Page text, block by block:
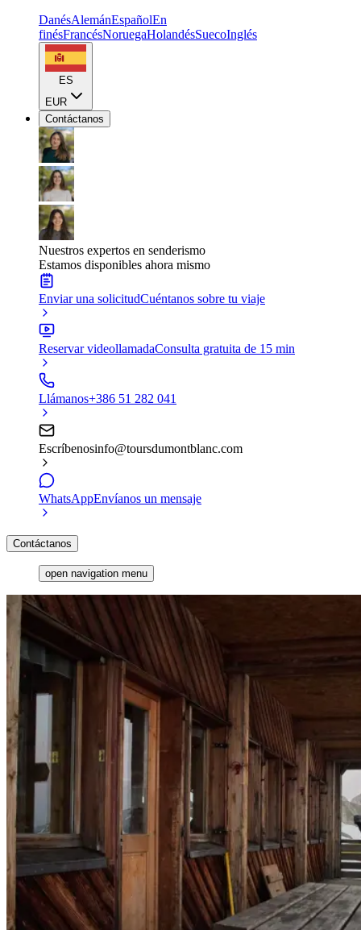
DanésAlemánEspañolEn
finésFrancésNoruegaHolandésSuecoInglés
ES
EUR
Contáctanos
Nuestros expertos en senderismo
Estamos disponibles ahora mismo
Enviar una solicitudCuéntanos sobre tu viaje
Reservar videollamadaConsulta gratuita de 15 min
Llámanos+386 51 282 041
Escríbenosinfo@toursdumontblanc.com
WhatsAppEnvíanos un mensaje
Contáctanos
open navigation menu